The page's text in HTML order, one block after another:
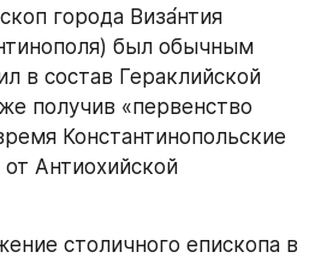
города Виза́нтия
был обычным
в состав Гераклийской
получив «первенство
Константинопольские
Антиохийской
столичного епископа в